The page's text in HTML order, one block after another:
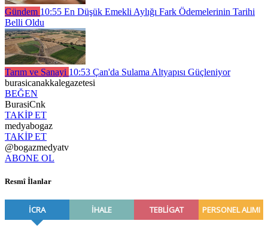
Gündem 10:55 En Düşük Emekli Aylığı Fark Ödemelerinin Tarihi
Belli Oldu
Tarım ve Sanayi 10:53 Çan'da Sulama Altyapısı Güçleniyor
burasicanakkalegazetesi
BEĞEN
BurasiCnk
TAKİP ET
medyabogaz
TAKİP ET
@bogazmedyatv
ABONE OL
Resmî İlanlar